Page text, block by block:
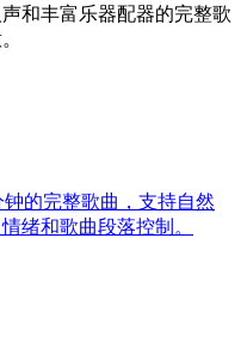
和丰富乐器配器的完整歌
钟的完整歌曲，支持自然
绪和歌曲段落控制。